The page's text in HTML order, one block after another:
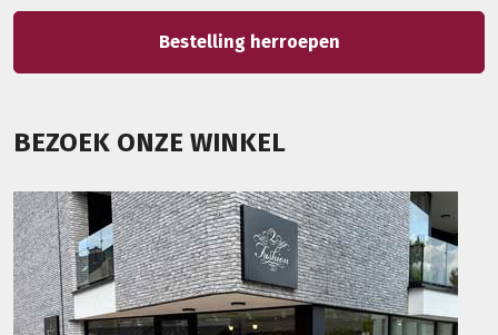
Bestelling herroepen
BEZOEK ONZE WINKEL